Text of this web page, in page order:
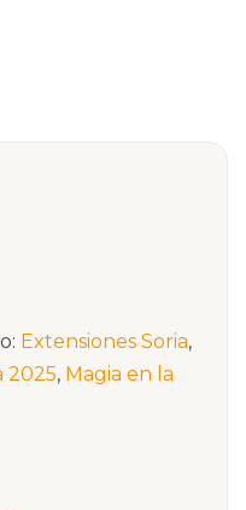
Extensiones Soria,
2025, Magia en la